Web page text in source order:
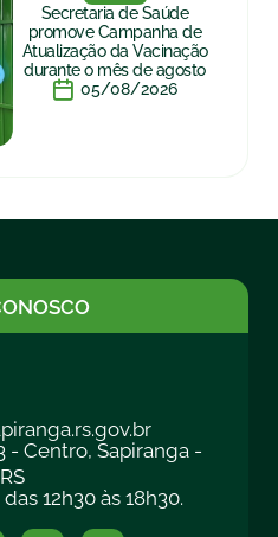
Secretaria de Saúde
promove Campanha de
Atualização da Vacinação
durante o mês de agosto
05/08/2026
- Centro, Sapiranga -
RS
12h30 às 18h30.